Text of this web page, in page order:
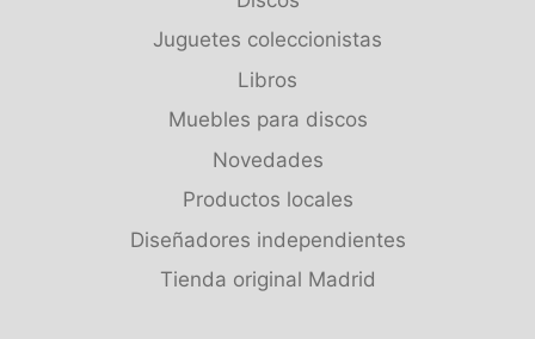
Juguetes coleccionistas
Libros
Muebles para discos
Novedades
Productos locales
Diseñadores independientes
Tienda original Madrid